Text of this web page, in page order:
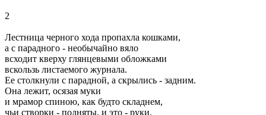
2
Лестница черного хода пропахла кошками,
а с парадного - необычайно вяло
всходит кверху глянцевыми обложками
вскользь листаемого журнала.
Ее столкнули с парадной, а скрылись - задним.
Она лежит, осязая муки
и мрамор спиною, как будто складнем,
чьи створки - подняты, и это - руки.